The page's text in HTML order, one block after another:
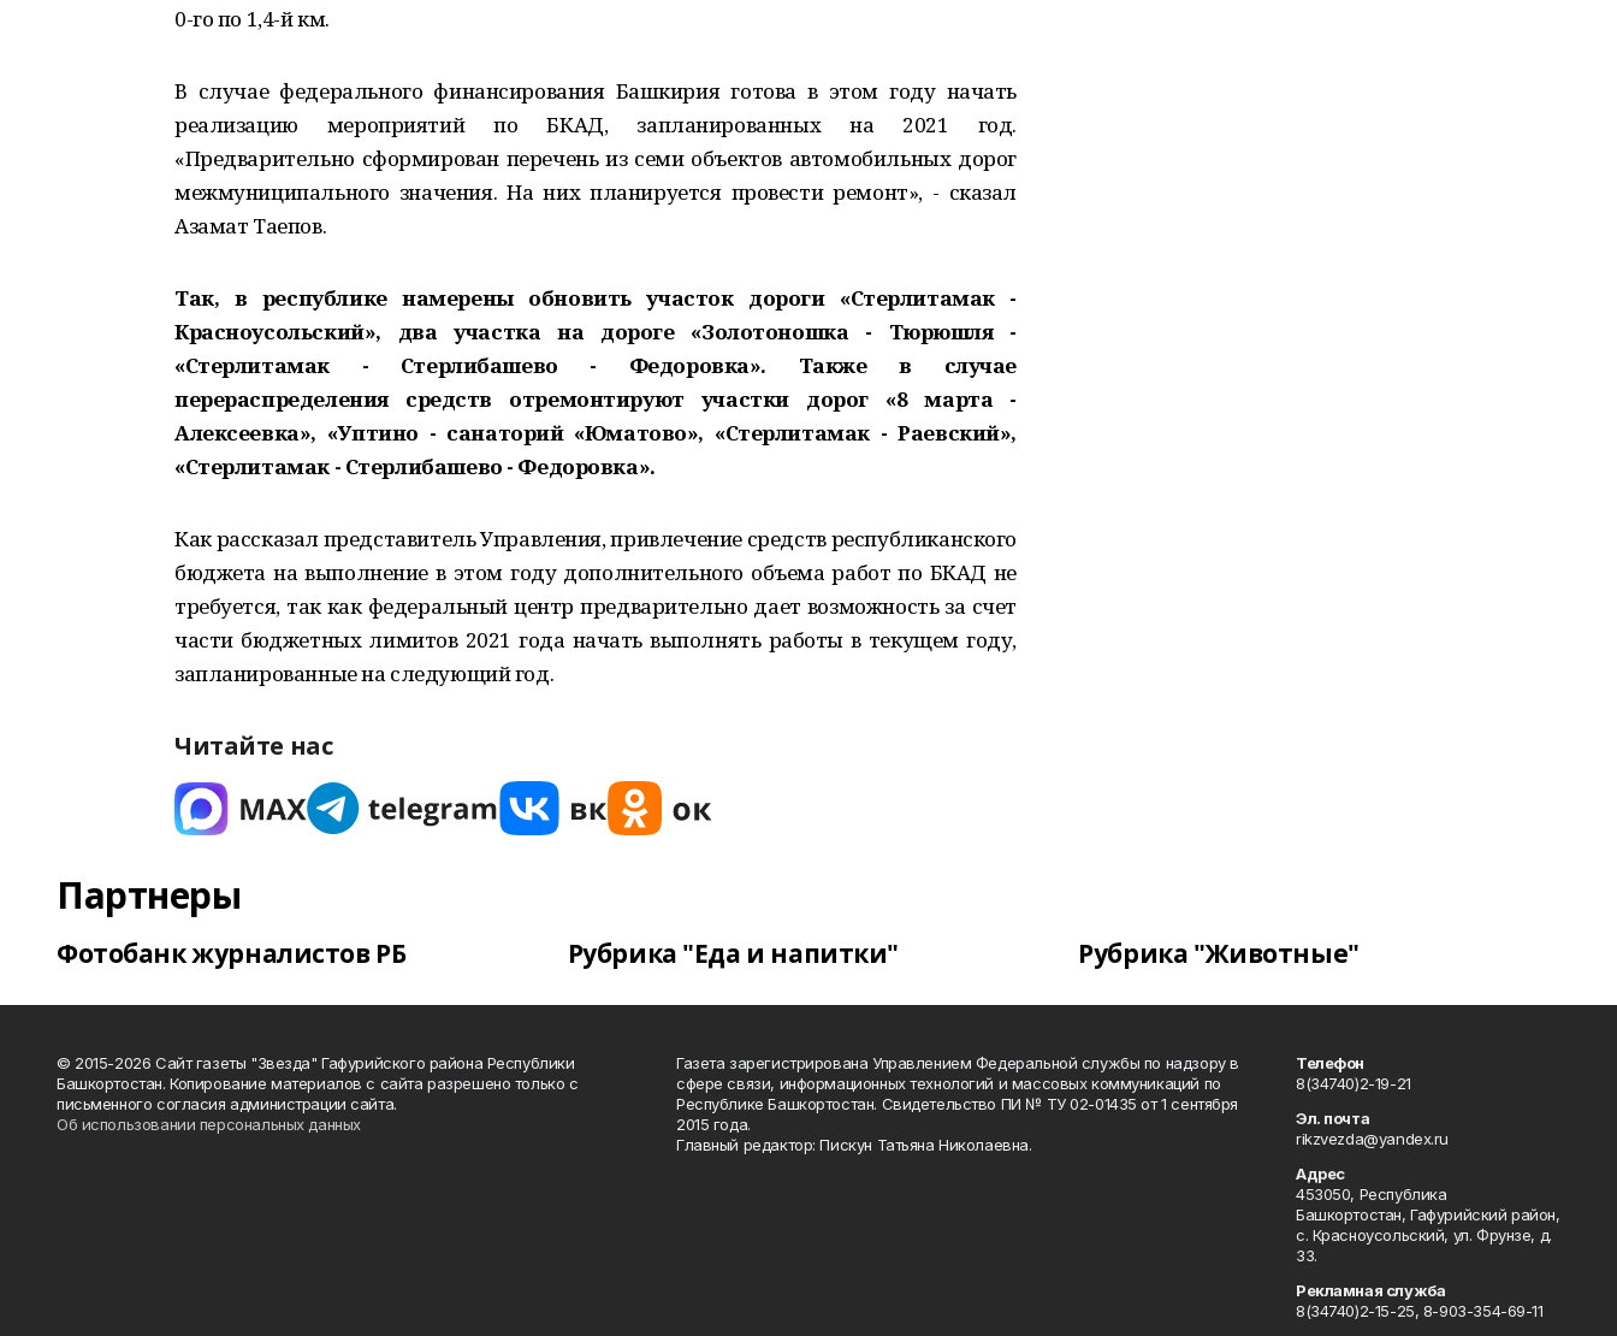
0-го по 1,4-й км.
В случае федерального финансирования Башкирия готова в этом году начать
реализацию мероприятий по БКАД, запланированных на 2021 год.
«Предварительно сформирован перечень из семи объектов автомобильных дорог
межмуниципального значения. На них планируется провести ремонт», - сказал
Азамат Таепов.
Так, в республике намерены обновить участок дороги «Стерлитамак -
Красноусольский», два участка на дороге «Золотоношка - Тюрюшля -
«Стерлитамак - Стерлибашево - Федоровка». Также в случае
перераспределения средств отремонтируют участки дорог «8 марта -
Алексеевка», «Уптино - санаторий «Юматово», «Стерлитамак - Раевский»,
«Стерлитамак - Стерлибашево - Федоровка».
Как рассказал представитель Управления, привлечение средств республиканского
бюджета на выполнение в этом году дополнительного объема работ по БКАД не
требуется, так как федеральный центр предварительно дает возможность за счет
части бюджетных лимитов 2021 года начать выполнять работы в текущем году,
запланированные на следующий год.
Читайте нас
Партнеры
Фотобанк журналистов РБ Рубрика "Еда и напитки" Рубрика "Животные"
© 2015-2026 Сайт газеты "Звезда" Гафурийского района Республики
Башкортостан. Копирование материалов с сайта разрешено только с
письменного согласия администрации сайта.
Об использовании персональных данных
Газета зарегистрирована Управлением Федеральной службы по надзору в
сфере связи, информационных технологий и массовых коммуникаций по
Республике Башкортостан. Свидетельство ПИ № ТУ 02-01435 от 1 сентября
2015 года.
Главный редактор: Пискун Татьяна Николаевна.
Телефон
8(34740)2-19-21
Эл. почта
rikzvezda@yandex.ru
Адрес
453050, Республика
Башкортостан, Гафурийский район,
с. Красноусольский, ул. Фрунзе, д.
33.
Рекламная служба
8(34740)2-15-25, 8-903-354-69-11